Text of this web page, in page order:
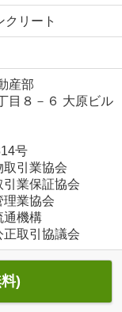
クリート
産部
目８－６ 大原ビル
号
取引業協会
引業保証協会
理業協会
通機構
正取引協議会
)